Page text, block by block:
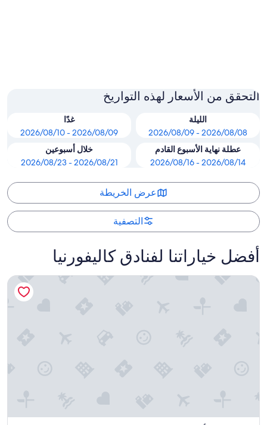
سانتا كروز
التحقق من الأسعار لهذه التواريخ
الليلة
2026/08/08 - 2026/08/09
غدًا
2026/08/09 - 2026/08/10
عطلة نهاية الأسبوع القادم
2026/08/14 - 2026/08/16
خلال أسبوعين
2026/08/21 - 2026/08/23
عرض الخريطة
التصفية
أفضل خياراتنا لفنادق كاليفورنيا
هيلتون أنهايم